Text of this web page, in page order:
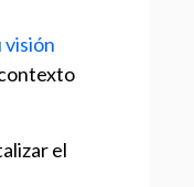
visión
el